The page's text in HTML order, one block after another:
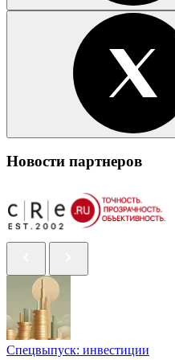
Новости партнеров
Спецвыпуск: инвестиции